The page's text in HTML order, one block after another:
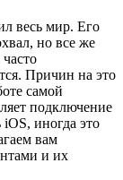
весь мир. Его
но все же
Причин на это
самой
подключение
иногда это
вам
и их